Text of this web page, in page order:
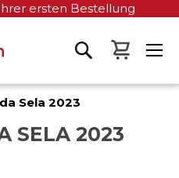
ersten Bestellung
Mein
Sela 2023
SELA 2023